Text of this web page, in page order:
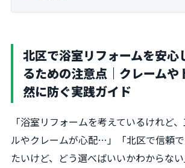
北区で浴室リフォームを安心
るための注意点｜クレームや
然に防ぐ実践ガイド
「浴室リフォームを考えているけれど
ルやクレームが心配…」「北区で信頼
たいけど、どう選べばいいかわからな